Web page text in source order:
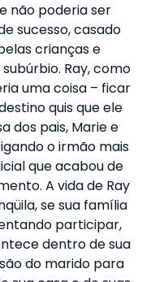
não poderia ser
sucesso, casado
crianças e
Ray, como
uma coisa – ficar
quis que ele
dos pais, Marie e
o irmão mais
que acabou de
A vida de Ray
se sua família
participar,
dentro de sua
do marido para